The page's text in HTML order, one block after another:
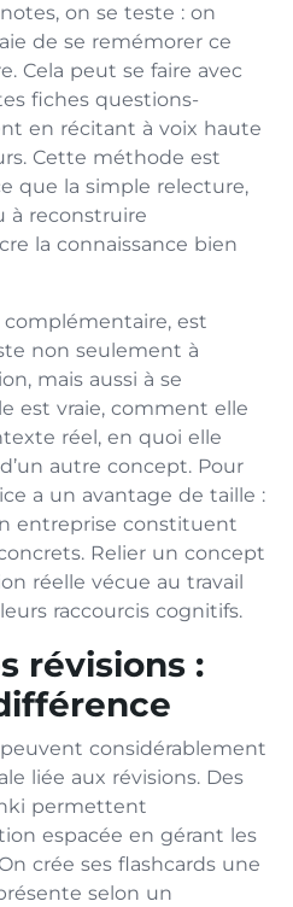
on se teste : on
de se remémorer ce
Cela peut se faire avec
fiches questions-
en récitant à voix haute
Cette méthode est
que la simple relecture,
à reconstruire
la connaissance bien
est
non seulement à
mais aussi à se
est vraie, comment elle
réel, en quoi elle
autre concept. Pour
a un avantage de taille :
entreprise constituent
Relier un concept
réelle vécue au travail
raccourcis cognitifs.
révisions :
considérablement
liée aux révisions. Des
permettent
espacée en gérant les
crée ses flashcards une
selon un